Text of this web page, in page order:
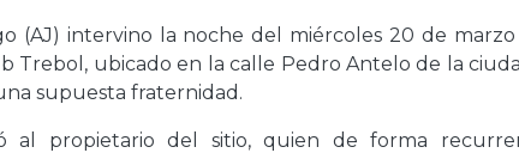
(AJ) intervino la noche del miércoles 20 de
Trebol, ubicado en la calle Pedro Antelo de la
supuesta fraternidad.
al propietario del sitio, quien de forma